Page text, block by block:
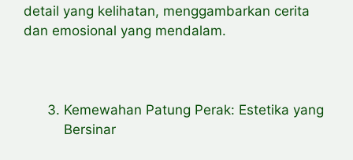
detail yang kelihatan, menggambarkan cerita
dan emosional yang mendalam.
Kemewahan Patung Perak: Estetika yang
Bersinar